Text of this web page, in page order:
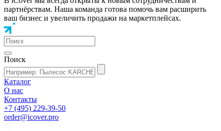
партнёрствам. Наша команда готова помочь вам расширить
ваш бизнес и увеличить продажи на маркетплейсах.
Поиск
Каталог
О нас
Контакты
+7 (495) 229-39-50
order@icover.pro